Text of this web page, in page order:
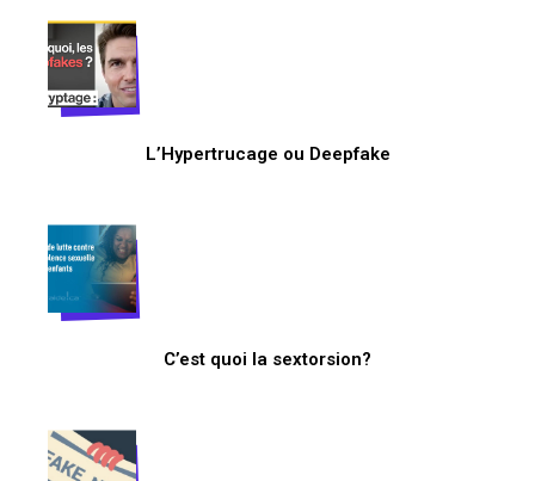
L’Hypertrucage ou Deepfake
C’est quoi la sextorsion?